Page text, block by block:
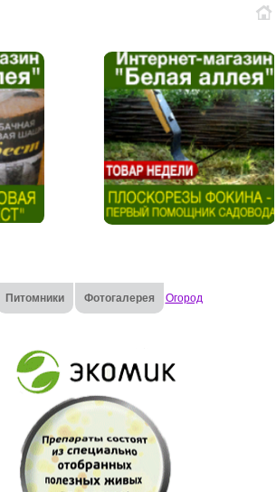
Питомники Фотогалерея Огород